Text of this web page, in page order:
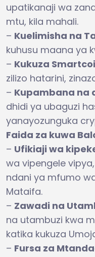
upatikanaji wa
mtu, kila mahali.
– Kuelimisha na
kuhusu maana ya
– Kukuza
zilizo hatarini,
– Kupambana na
dhidi ya ubaguzi
yanayozunguka
Faida za kuwa
– Ufikiaji wa
wa vipengele
ndani ya mfumo
Mataifa.
– Zawadi na
na utambuzi kwa
katika kukuza
– Fursa za